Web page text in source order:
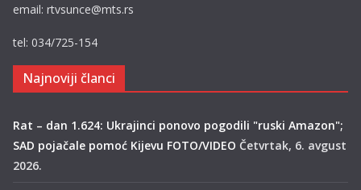
email: rtvsunce@mts.rs
tel: 034/725-154
Najnoviji članci
Rat – dan 1.624: Ukrajinci ponovo pogodili "ruski Amazon";
SAD pojačale pomoć Kijevu FOTO/VIDEO Četvrtak, 6. avgust
2026.